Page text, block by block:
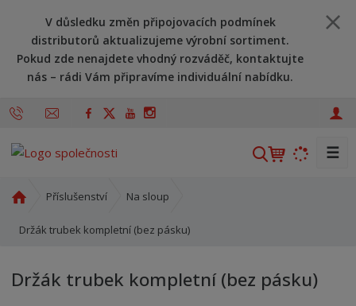
V důsledku změn připojovacích podmínek
distributorů aktualizujeme výrobní sortiment.
Pokud zde nenajdete vhodný rozváděč, kontaktujte
nás – rádi Vám připravíme individuální nabídku.
V
t
☰
o
í
Příslušenství Na sloup
Držák trubek kompletní (bez pásku)
Držák trubek kompletní (bez pásku)